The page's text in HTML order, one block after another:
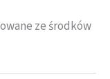
ze środków